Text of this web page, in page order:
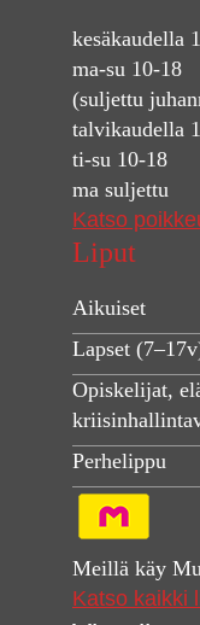
kesäkaudella
ma-su 10-18
(suljettu
talvikaudella
ti-su 10-18
ma suljettu
Katso
Liput
Aikuiset
Lapset
Opiskelijat,
Perhelippu
Meillä käy
Katso kaikki